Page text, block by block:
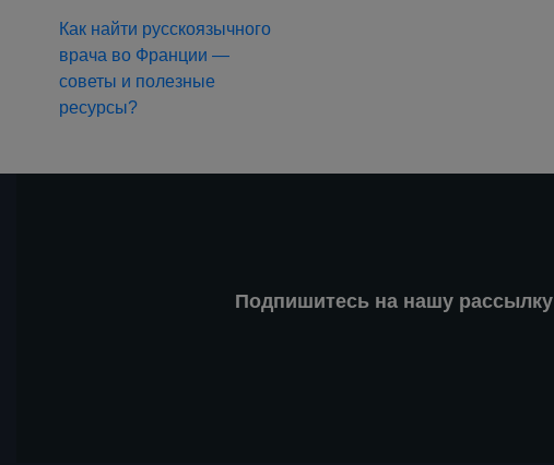
Как найти русскоязычного
врача во Франции —
советы и полезные
ресурсы?
Подпишитесь на нашу рассылку